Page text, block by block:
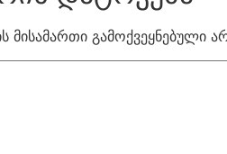
გამოქვეყნებული არ